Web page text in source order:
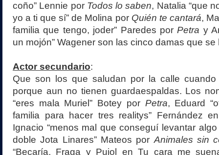
coño” Lennie por Todos lo saben, Natalia “que
yo a ti que sí” de Molina por Quién te cantará,
familia que tengo, joder” Paredes porPetra y
un mojón” Wagener son las cinco damas que se
Actor secundario:
Que son los que saludan por la calle
porque aun no tienen guardaespaldas. Los
“eres mala Muriel” Botey por Petra, Eduard
familia para hacer tres realitys” Fernández
Ignacio “menos mal que conseguí levantar
doble Jota Linares” Mateos por Animales sin
“Becaría, Fraga y Pujol en Tu cara me